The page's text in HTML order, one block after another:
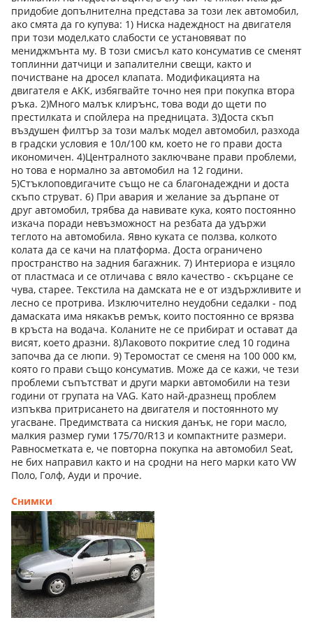
придобие допълнителна представа за този лек автомобил,
ако смята да го купува: 1) Ниска надеждност на двигателя
при този модел,като слабости се установяват по
мениджмънта му. В този смисъл като консуматив се сменят
топлинни датчици и запалителни свещи, както и
почистване на дросел клапата. Модификацията на
двигателя е АКК, избягвайте точно нея при покупка втора
ръка. 2)Много малък клирънс, това води до щети по
престилката и спойлера на предницата. 3)Доста скъп
въздушен филтър за този малък модел автомобил, разхода
в градски условия е 10л/100 км, което не го прави доста
икономичен. 4)Централното заключване прави проблеми,
но това е нормално за автомобил на 12 години.
5)Стъклоповдигачите също не са благонадеждни и доста
скъпо струват. 6) При авария и желание за дърпане от
друг автомобил, трябва да навивате кука, която постоянно
изкача поради невъзможност на резбата да удържи
теглото на автомобила. Явно куката се ползва, колкото
колата да се качи на платформа. Доста ограничено
пространство на задния багажник. 7) Интериора е изцяло
от пластмаса и се отличава с вяло качество - скърцане се
чува, старее. Текстила на дамската не е от издържливите и
лесно се протрива. Изключително неудобни седалки - под
дамаската има някакъв ремък, които постоянно се врязва
в кръста на водача. Коланите не се прибират и остават да
висят, което дразни. 8)Лаковото покритие след 10 година
започва да се люпи. 9) Теромостат се сменя на 100 000 км,
която го прави също консуматив. Може да се кажи, че тези
проблеми съпътстват и други марки автомобили на тези
години от групата на VAG. Като най-дразнещ проблем
изпъква притрисането на двигателя и постоянното му
угасване. Предимствата са ниския данък, не гори масло,
малкия размер гуми 175/70/R13 и компактните размери.
Равносметката е, че повторна покупка на автомобил Seat,
не бих направил както и на сродни на него марки като VW
Поло, Голф, Ауди и прочие.
Снимки